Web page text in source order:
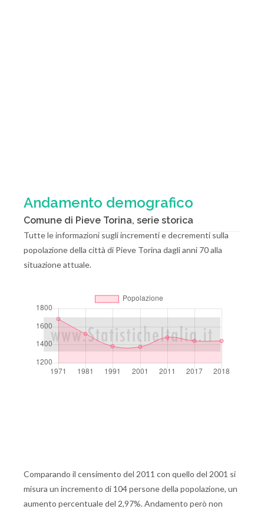
Andamento demografico
Comune di Pieve Torina, serie storica
Tutte le informazioni sugli incrementi e decrementi sulla
popolazione della città di Pieve Torina dagli anni 70 alla
situazione attuale.
Comparando il censimento del 2011 con quello del 2001 si
misura un incremento di 104 persone della popolazione, un
aumento percentuale del 2,97%. Andamento però non